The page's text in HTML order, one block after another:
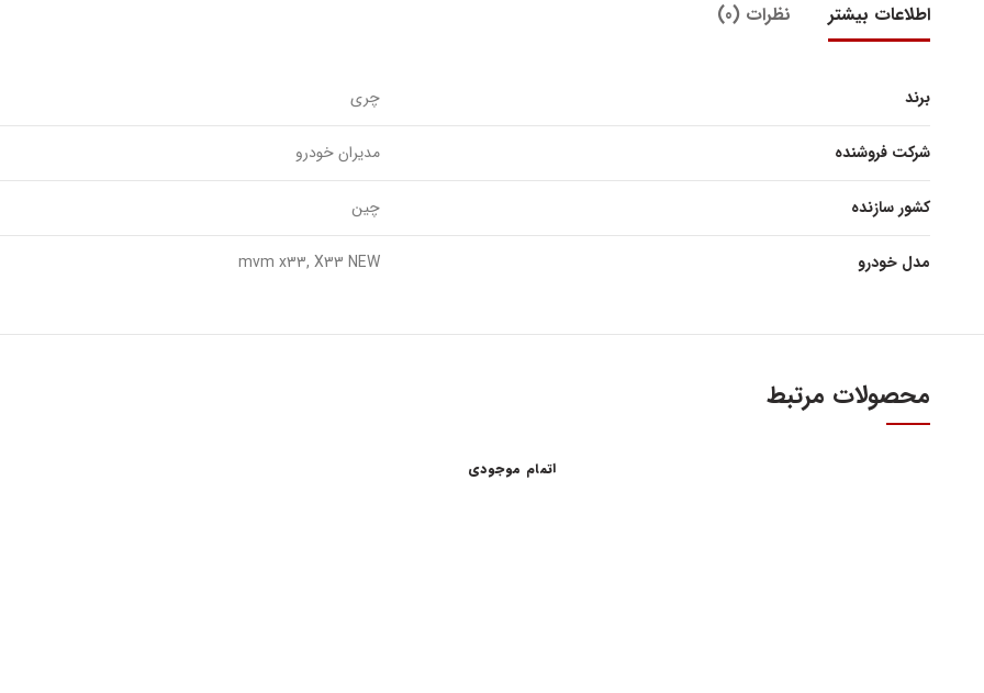
اطلاعات بیشتر نظرات (0)
برند چری
شرکت فروشنده مدیران خودرو
کشور سازنده چین
مدل خودرو mvm x33, X33 NEW
محصولات مرتبط
اتمام موجودی